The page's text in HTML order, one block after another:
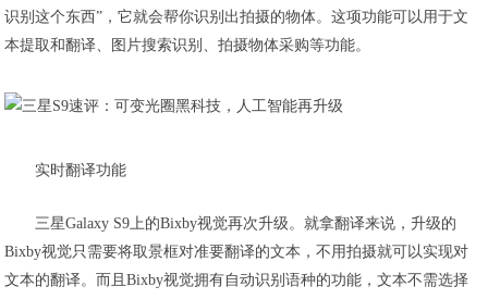
识别这个东西”，它就会帮你识别出拍摄的物体。这项功能可以用于文
本提取和翻译、图片搜索识别、拍摄物体采购等功能。
实时翻译功能
三星Galaxy S9上的Bixby视觉再次升级。就拿翻译来说，升级的
Bixby视觉只需要将取景框对准要翻译的文本，不用拍摄就可以实现对
文本的翻译。而且Bixby视觉拥有自动识别语种的功能，文本不需选择